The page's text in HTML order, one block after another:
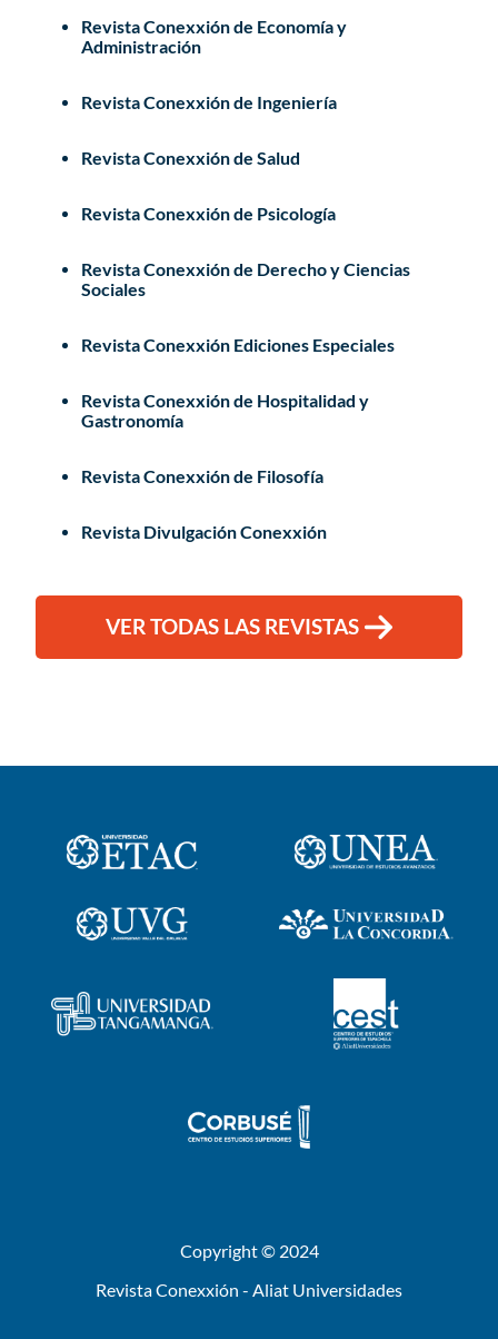
Revista Conexxión de Economía y
Administración
Revista Conexxión de Ingeniería
Revista Conexxión de Salud
Revista Conexxión de Psicología
Revista Conexxión de Derecho y Ciencias
Sociales
Revista Conexxión Ediciones Especiales
Revista Conexxión de Hospitalidad y
Gastronomía
Revista Conexxión de Filosofía
Revista Divulgación Conexxión
VER TODAS LAS REVISTAS
Copyright © 2024
Revista Conexxión - Aliat Universidades